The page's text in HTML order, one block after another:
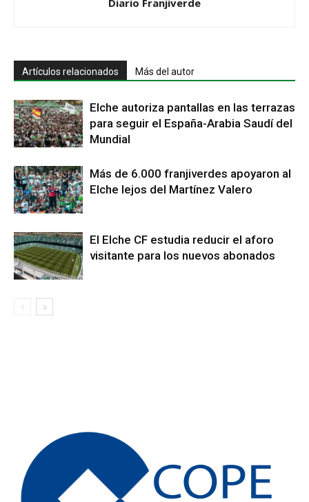
Diario Franjiverde
Artículos relacionados Más del autor
Elche autoriza pantallas en las terrazas
para seguir el España-Arabia Saudí del
Mundial
Más de 6.000 franjiverdes apoyaron al
Elche lejos del Martínez Valero
El Elche CF estudia reducir el aforo
visitante para los nuevos abonados